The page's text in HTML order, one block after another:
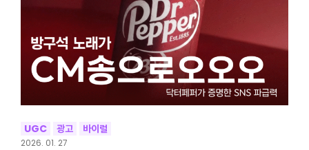
UGC 광고 바이럴
2026. 01. 27